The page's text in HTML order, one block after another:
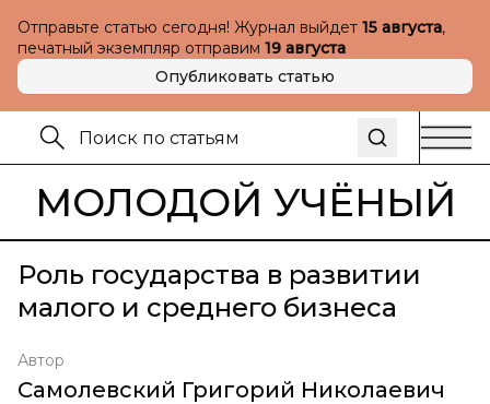
Отправьте статью сегодня! Журнал выйдет 15 августа,
печатный экземпляр отправим 19 августа
Опубликовать статью
МОЛОДОЙ УЧЁНЫЙ
Роль государства в развитии
малого и среднего бизнеса
Автор
Самолевский Григорий Николаевич